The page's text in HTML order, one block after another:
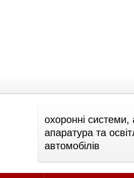
охоронні системи,
апаратура та
автомобілів